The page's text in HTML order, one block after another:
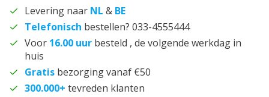
Levering naar NL & BE
Telefonisch bestellen? 033-4555444
Voor 16.00 uur besteld , de volgende werkdag in
huis
Gratis bezorging vanaf €50
300.000+ tevreden klanten